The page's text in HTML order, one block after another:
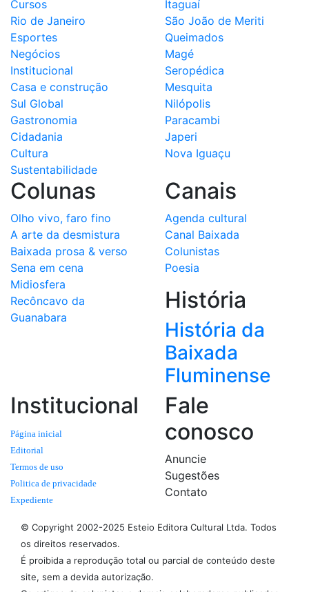
Cursos
Rio de Janeiro
Esportes
Negócios
Institucional
Casa e construção
Sul Global
Gastronomia
Cidadania
Cultura
Sustentabilidade
Itaguaí
São João de Meriti
Queimados
Magé
Seropédica
Mesquita
Nilópolis
Paracambi
Japeri
Nova Iguaçu
Colunas
Olho vivo, faro fino
A arte da desmistura
Baixada prosa & verso
Sena em cena
Midiosfera
Recôncavo da
Guanabara
Canais
Agenda cultural
Canal Baixada
Colunistas
Poesia
História
História da
Baixada
Fluminense
Institucional
Página inicial
Editorial
Termos de uso
Politica de privacidade
Expediente
Fale
conosco
Anuncie
Sugestões
Contato
© Copyright 2002-2025 Esteio Editora Cultural Ltda. Todos
os direitos reservados.
É proibida a reprodução total ou parcial de conteúdo deste
site, sem a devida autorização.